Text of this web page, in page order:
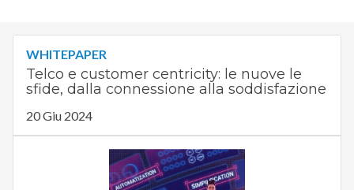
WHITEPAPER
Telco e customer centricity: le nuove le
sfide, dalla connessione alla soddisfazione
20 Giu 2024